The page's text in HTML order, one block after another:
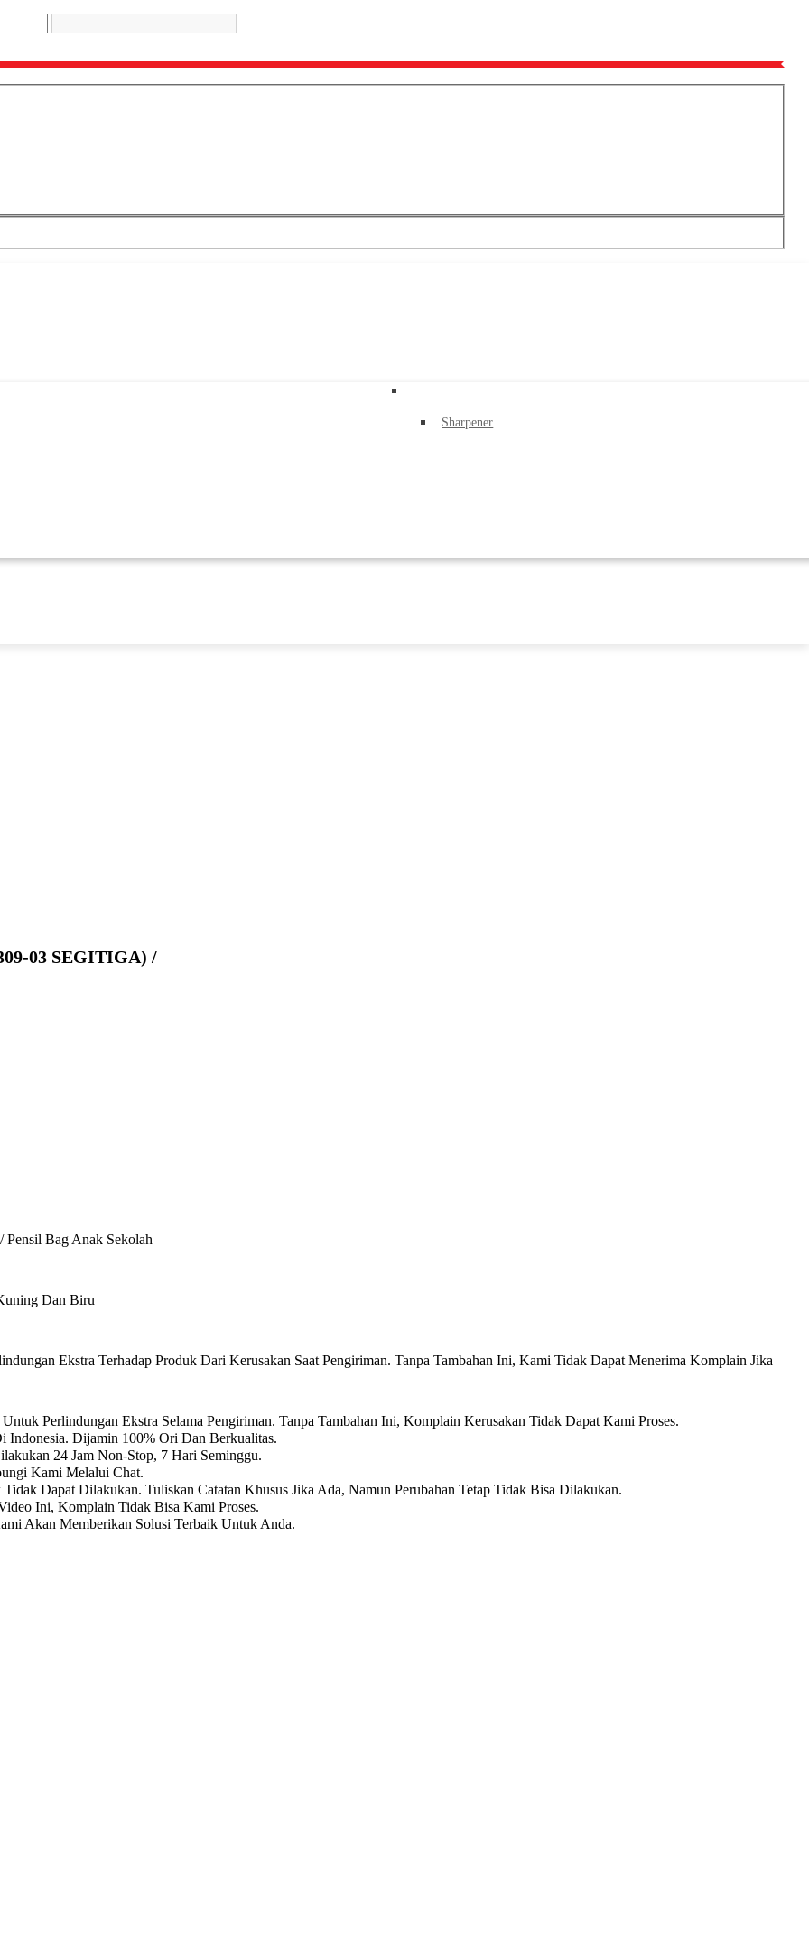
Sharpener
03 SEGITIGA) /
Pensil Bag Anak Sekolah
Dan Biru
Ekstra Terhadap Produk Dari Kerusakan Saat Pengiriman. Tanpa Tambahan Ini, Kami Tidak Dapat Menerima Komplain Jika
Perlindungan Ekstra Selama Pengiriman. Tanpa Tambahan Ini, Komplain Kerusakan Tidak Dapat Kami Proses.
Indonesia. Dijamin 100% Ori Dan Berkualitas.
24 Jam Non-Stop, 7 Hari Seminggu.
Kami Melalui Chat.
Dapat Dilakukan. Tuliskan Catatan Khusus Jika Ada, Namun Perubahan Tetap Tidak Bisa Dilakukan.
Ini, Komplain Tidak Bisa Kami Proses.
Akan Memberikan Solusi Terbaik Untuk Anda.